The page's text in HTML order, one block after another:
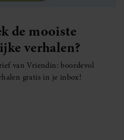
de mooiste
verhalen?
van Vriendin: boordevol
gratis in je inbox!